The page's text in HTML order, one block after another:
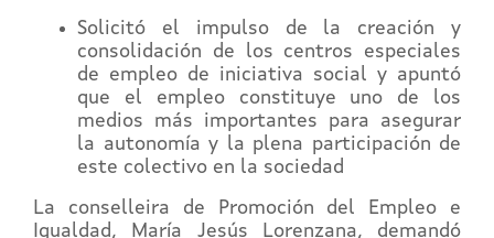
Solicitó el impulso de la creación y
consolidación de los centros especiales
de empleo de iniciativa social y apuntó
que el empleo constituye uno de los
medios más importantes para asegurar
la autonomía y la plena participación de
este colectivo en la sociedad
La conselleira de Promoción del Empleo e
Igualdad, María Jesús Lorenzana, demandó